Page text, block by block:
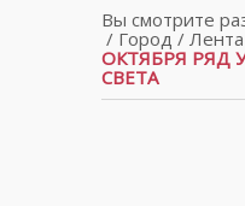
Вы смотрите
/ Город/ Лента
ОКТЯБРЯ РЯД
СВЕТА